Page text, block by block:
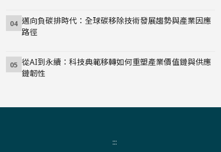
04 邁向負碳排時代：全球碳移除技術發展趨勢與產業因應
路徑
05 從AI到永續：科技典範移轉如何重塑產業價值鏈與供應
鏈韌性
:::